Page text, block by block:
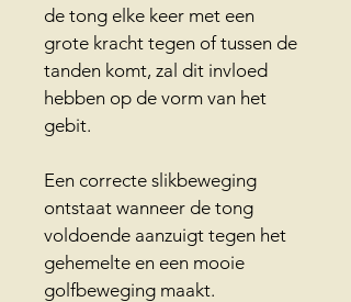
de tong elke keer met een
grote kracht tegen of tussen de
tanden komt, zal dit invloed
hebben op de vorm van het
gebit.
Een correcte slikbeweging
ontstaat wanneer de tong
voldoende aanzuigt tegen het
gehemelte en een mooie
golfbeweging maakt.